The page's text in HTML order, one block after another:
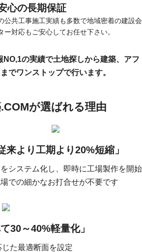
心の長期保証
公共工事施工実績も多数で地域密着の建設会
対応もご安心してお任せ下さい。
NO,1の実績で土地探しから建築、アフ
でワンストップで行います。
が選ばれる理由
来より工期より20%短縮」
システム化し、即時に工場製作を開始
での細かなお打合せが不要です
30～40%軽量化」
た最適断面を設定